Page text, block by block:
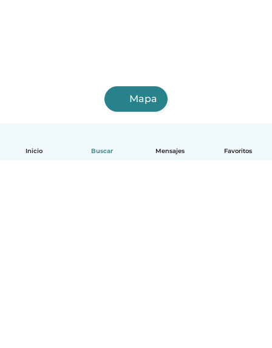
Inicio Buscar Mensajes Favoritos
Mapa